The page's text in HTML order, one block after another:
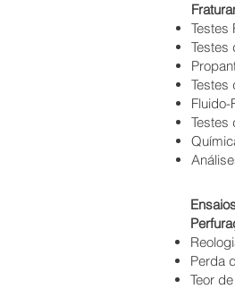
Testes
Testes
Testes
Fluido-
Testes
Perda
Teor